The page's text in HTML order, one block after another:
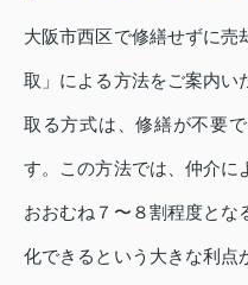
大阪市西区で修繕せずに売
取」による方法をご案内い
取る方式は、修繕が不要
す。この方法では、仲介に
おおむね７〜８割程度とな
化できるという大きな利点